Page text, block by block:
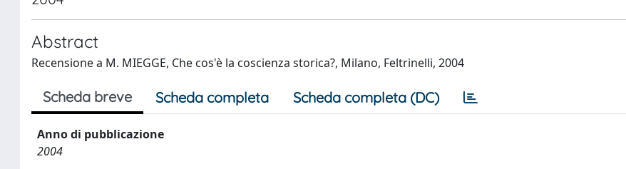
Abstract
Recensione a M. MIEGGE, Che cos'è la coscienza storica?, Milano, Feltrinelli, 2004
Scheda breve Scheda completa Scheda completa (DC)
Anno di pubblicazione
2004